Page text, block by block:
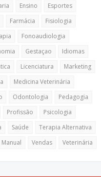
Ensino
Esportes
Farmácia
Fisiologia
Fonoaudiologia
Gestaçao
Idiomas
Licenciatura
Marketing
Medicina Veterinária
Odontologia
Pedagogia
Profissão
Psicologia
Saúde
Terapia Alternativa
Vendas Veterinária